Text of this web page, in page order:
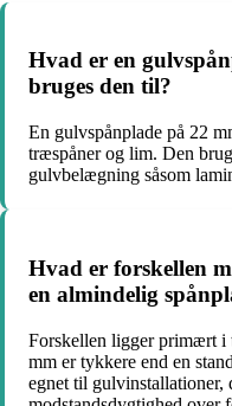
Hvad er en
bruges den til?
En gulvspånplade på 22
træspåner og lim. Den
gulvbelægning såsom
Hvad er forskellen
en almindelig
Forskellen ligger primært i
mm er tykkere end en
egnet til gulvinstallationer,